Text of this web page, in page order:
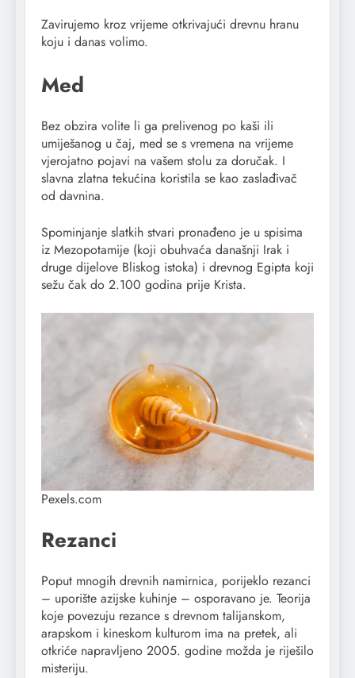
Zavirujemo kroz vrijeme otkrivajući drevnu hranu
koju i danas volimo.
Med
Bez obzira volite li ga prelivenog po kaši ili
umiješanog u čaj, med se s vremena na vrijeme
vjerojatno pojavi na vašem stolu za doručak. I
slavna zlatna tekućina koristila se kao zaslađivač
od davnina.
Spominjanje slatkih stvari pronađeno je u spisima
iz Mezopotamije (koji obuhvaća današnji Irak i
druge dijelove Bliskog istoka) i drevnog Egipta koji
sežu čak do 2.100 godina prije Krista.
Pexels.com
Rezanci
Poput mnogih drevnih namirnica, porijeklo rezanci
– uporište azijske kuhinje – osporavano je. Teorija
koje povezuju rezance s drevnom talijanskom,
arapskom i kineskom kulturom ima na pretek, ali
otkriće napravljeno 2005. godine možda je riješilo
misteriju.